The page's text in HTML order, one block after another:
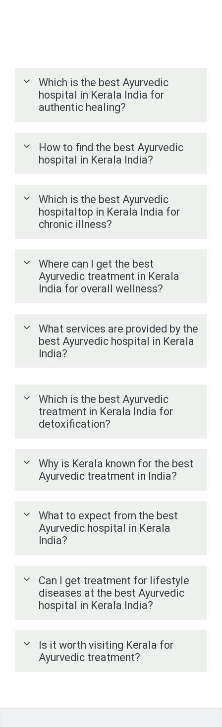
Which is the best Ayurvedic
hospital in Kerala India for
authentic healing?
How to find the best Ayurvedic
hospital in Kerala India?
Which is the best Ayurvedic
hospitaltop in Kerala India for
chronic illness?
Where can I get the best
Ayurvedic treatment in Kerala
India for overall wellness?
What services are provided by the
best Ayurvedic hospital in Kerala
India?
Which is the best Ayurvedic
treatment in Kerala India for
detoxification?
Why is Kerala known for the best
Ayurvedic treatment in India?
What to expect from the best
Ayurvedic hospital in Kerala
India?
Can I get treatment for lifestyle
diseases at the best Ayurvedic
hospital in Kerala India?
Is it worth visiting Kerala for
Ayurvedic treatment?